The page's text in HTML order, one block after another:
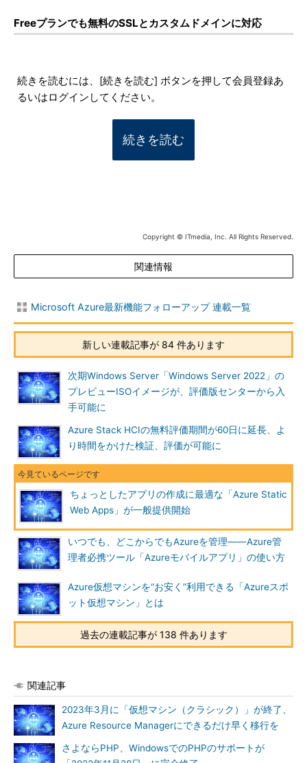
Freeプランでも無料のSSLとカスタムドメインに対応
続きを読むには、[続きを読む] ボタンを押して会員登録あ
るいはログインしてください。
続きを読む
Copyright © ITmedia, Inc. All Rights Reserved.
関連情報
Microsoft Azure最新機能フォローアップ 連載一覧
新しい連載記事が 84 件あります
次期Windows Server「Windows Server 2022」の
プレビューISOイメージが、評価版センターから入
手可能に
Azure Stack HCIの無料評価期間が60日に延長、よ
り時間をかけた検証、評価が可能に
ちょっとしたアプリの作成に最適な「Azure Static
Web Apps」が一般提供開始
いつでも、どこからでもAzureを管理――Azure管
理者必携ツール「Azureモバイルアプリ」の使い方
Azure仮想マシンを“お安く”利用できる「Azureスポ
ット仮想マシン」とは
過去の連載記事が 138 件あります
関連記事
2023年3月に「仮想マシン（クラシック）」が終了、
Azure Resource Managerにできるだけ早く移行を
さよならPHP、WindowsでのPHPのサポートが